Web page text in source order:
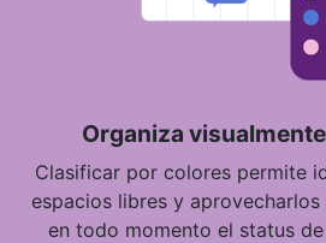
Organiza
Clasificar por colores permite
espacios libres y
en todo momento el status